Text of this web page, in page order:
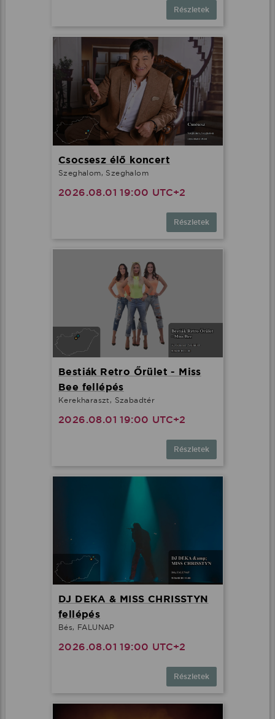
Részletek
Csocsesz élő koncert
Szeghalom, Szeghalom
2026.08.01 19:00 UTC+2
Részletek
Bestiák Retro Őrület - Miss
Bee fellépés
Kerekharaszt, Szabadtér
2026.08.01 19:00 UTC+2
Részletek
DJ DEKA & MISS CHRISSTYN
fellépés
Bés, FALUNAP
2026.08.01 19:00 UTC+2
Részletek